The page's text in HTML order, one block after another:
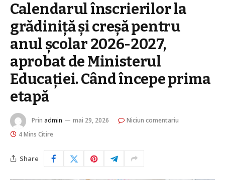
Calendarul înscrierilor la
grădiniță și creșă pentru
anul școlar 2026-2027,
aprobat de Ministerul
Educației. Când începe prima
etapă
Prin admin mai 29, 2026
Niciun comentariu
4 Mins Citire
Share